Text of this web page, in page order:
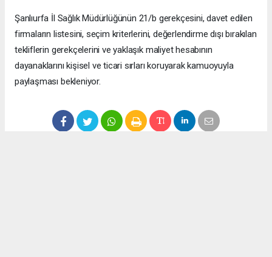
Şanlıurfa İl Sağlık Müdürlüğünün 21/b gerekçesini, davet edilen
firmaların listesini, seçim kriterlerini, değerlendirme dışı bırakılan
tekliflerin gerekçelerini ve yaklaşık maliyet hesabının
dayanaklarını kişisel ve ticari sırları koruyarak kamuoyuyla
paylaşması bekleniyor.